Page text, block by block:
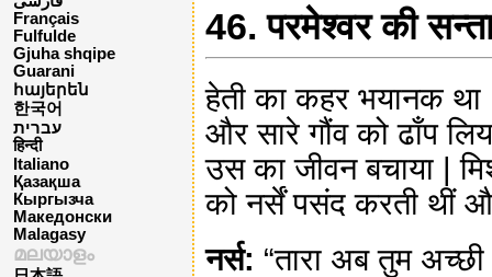
Français
Fulfulde
Gjuha shqipe
Guarani
հայերեն
한국어
עברית
हिन्दी
Italiano
Қазақша
Кыргызча
Македонски
Malagasy
മലയാളം
46. परमेश्वर की
हेती का कहर भयानक
और सारे गौंव को ढाँप
उस का जीवन बचाया |
को नर्सें पसंद करती थीं
नर्स: “तारा अब तुम